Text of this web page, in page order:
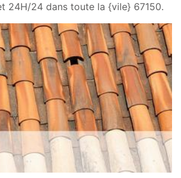
24H/24 dans toute la {vile} 67150.